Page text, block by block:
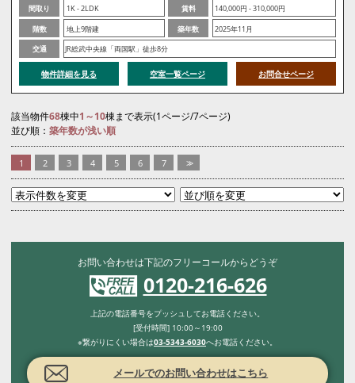
間取り
1K - 2LDK 賃料
140,000円 - 310,000円
階数
地上9階建 築年数
2025年11月
交通
JR総武中央線「両国駅」徒歩8分
物件詳細を見る 空室一覧ページ お問合せページ
該当物件68棟中1～10棟まで表示(1ページ/7ページ)
並び順： 築年数が浅い順
1 2 3 4 5 6 7 >>
お問い合わせは下記のフリーコールからどうぞ
0120-216-626
上記の電話番号をプッシュしてお電話ください。
[受付時間] 10:00～19:00
※繋がりにくい場合は03-5343-6030へお電話ください。
メールでのお問い合わせはこちら